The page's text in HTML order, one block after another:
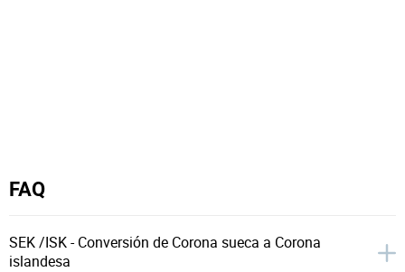
FAQ
SEK /ISK - Conversión de Corona sueca a Corona
islandesa